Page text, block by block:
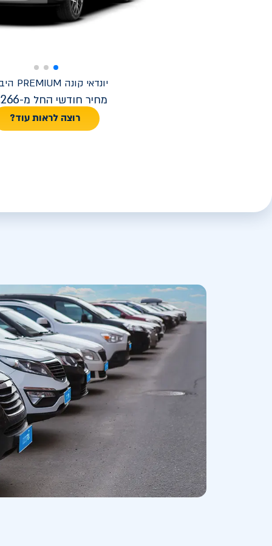
יונדאי קונה PREMIUM היברידי
מחיר חודשי החל מ-
רוצה לראות עוד?